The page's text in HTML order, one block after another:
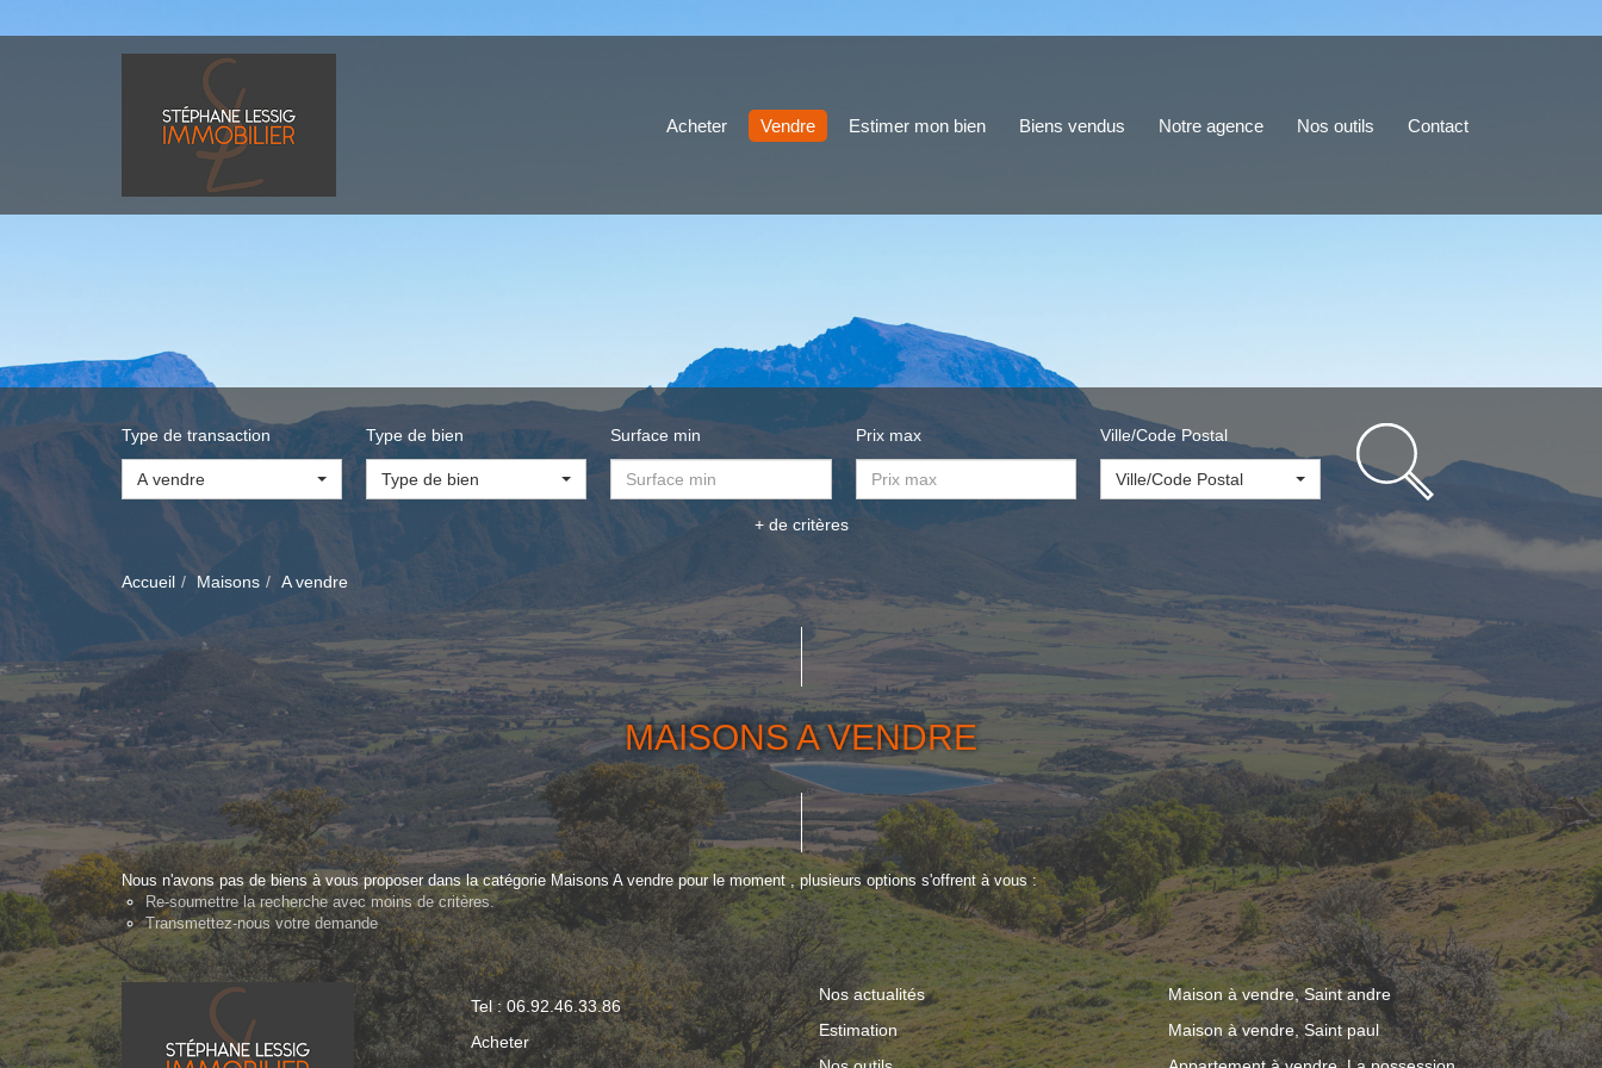
Acheter Vendre Estimer mon bien Biens vendus Notre agence Nos outils Contact
Type de transaction
A vendre
Type de bien
Type de bien
Surface min Prix max Ville/Code Postal
Ville/Code Postal
+ de critères
Accueil Maisons A vendre
MAISONS A VENDRE
Nous n'avons pas de biens à vous proposer dans la catégorie Maisons A vendre pour le moment , plusieurs options s'offrent à vous :
Re-soumettre la recherche avec moins de critères.
Transmettez-nous votre demande
Tel : 06.92.46.33.86
Acheter
Nos actualités
Estimation
Maison à vendre, Saint andre
Maison à vendre, Saint paul